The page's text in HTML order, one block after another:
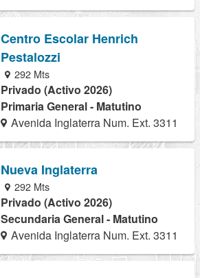
Centro Escolar Henrich
Pestalozzi
292 Mts
Privado (Activo 2026)
Primaria General - Matutino
Avenida Inglaterra Num. Ext. 3311
Nueva Inglaterra
292 Mts
Privado (Activo 2026)
Secundaria General - Matutino
Avenida Inglaterra Num. Ext. 3311